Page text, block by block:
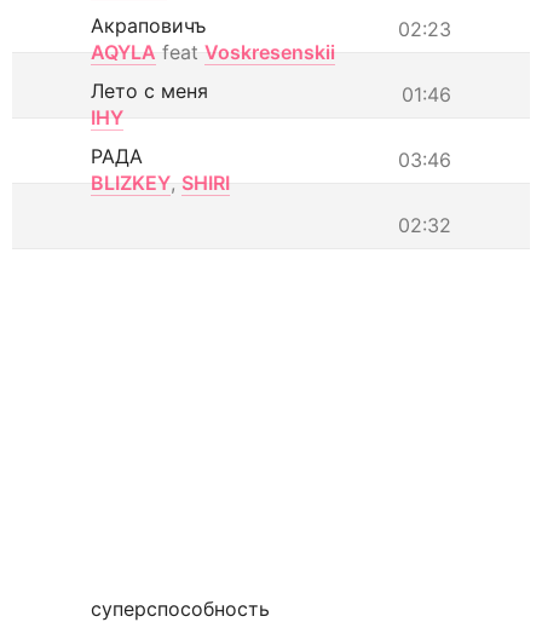
02:23
Акраповичъ
AQYLA feat Voskresenskii
01:46
Лето с меня
IHY
03:46
РАДА
BLIZKEY, SHIRI
02:32
суперспособность